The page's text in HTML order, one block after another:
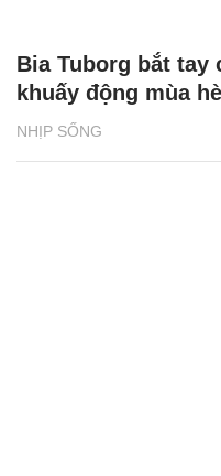
NHỊP SỐNG
Bia Tuborg bắt tay
khuấy động mùa